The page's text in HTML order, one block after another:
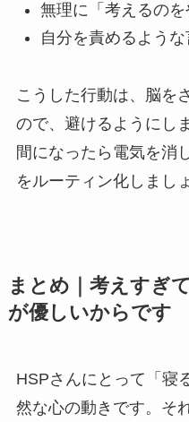
無理に「考えるの
自分を責めるよう
こうした行動は、脳を
ので、避けるようにし
間になったら電気を消
をルーティン化しまし
まとめ｜考えすぎ
が優しいからです
HSPさんにとって「寝
然な心の動きです。そ